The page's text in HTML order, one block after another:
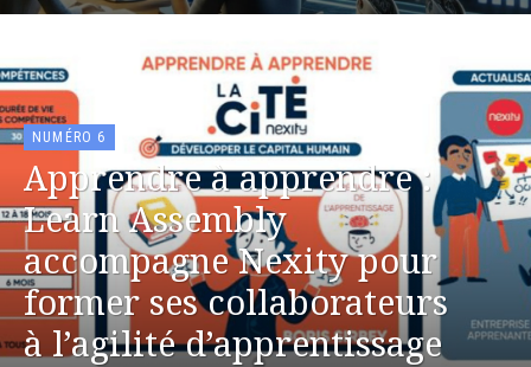
NUMÉRO 6
Apprendre à apprendre :
Learn Assembly
accompagne Nexity pour
former ses collaborateurs
à l’agilité d’apprentissage